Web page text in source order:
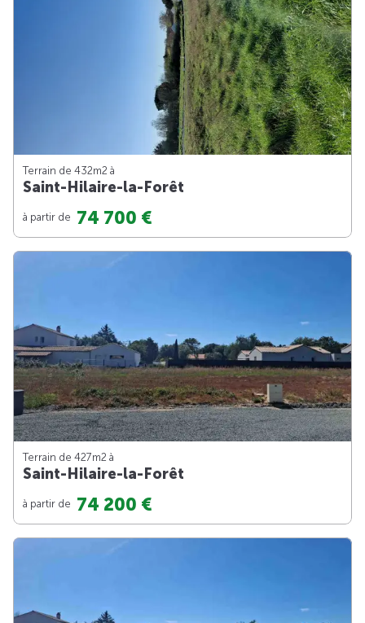
Terrain de 432m2 à
Saint-Hilaire-la-Forêt
à partir de 74 700 €
Terrain de 427m2 à
Saint-Hilaire-la-Forêt
à partir de 74 200 €